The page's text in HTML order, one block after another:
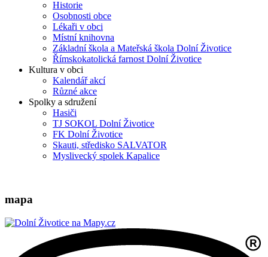
Historie
Osobnosti obce
Lékaři v obci
Místní knihovna
Základní škola a Mateřská škola Dolní Životice
Římskokatolická farnost Dolní Životice
Kultura v obci
Kalendář akcí
Různé akce
Spolky a sdružení
Hasiči
TJ SOKOL Dolní Životice
FK Dolní Životice
Skauti, středisko SALVATOR
Myslivecký spolek Kapalice
mapa